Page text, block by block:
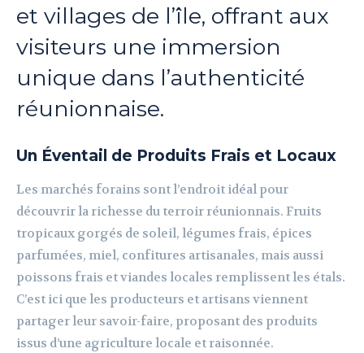
et villages de l’île, offrant aux
visiteurs une immersion
unique dans l’authenticité
réunionnaise.
Un Éventail de Produits Frais et Locaux
Les marchés forains sont l’endroit idéal pour
découvrir la richesse du terroir réunionnais. Fruits
tropicaux gorgés de soleil, légumes frais, épices
parfumées, miel, confitures artisanales, mais aussi
poissons frais et viandes locales remplissent les étals.
C’est ici que les producteurs et artisans viennent
partager leur savoir-faire, proposant des produits
issus d’une agriculture locale et raisonnée.